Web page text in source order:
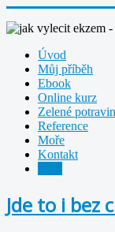
Úvod
Můj příběh
Ebook
Online kurz
Zelené
Reference
Moře
Kontakt
Jde to i bez